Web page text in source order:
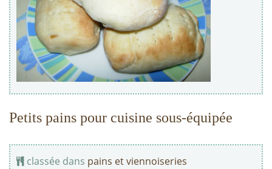
Petits pains pour cuisine sous-équipée
classée dans pains et viennoiseries